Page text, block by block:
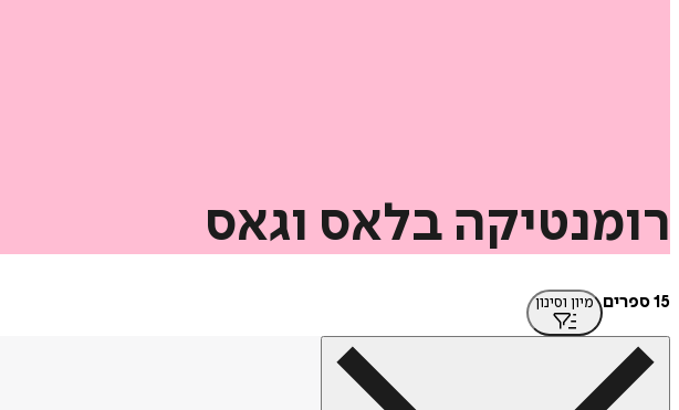
רומנטיקה בלאס וגאס
15 ספרים מיון וסינון